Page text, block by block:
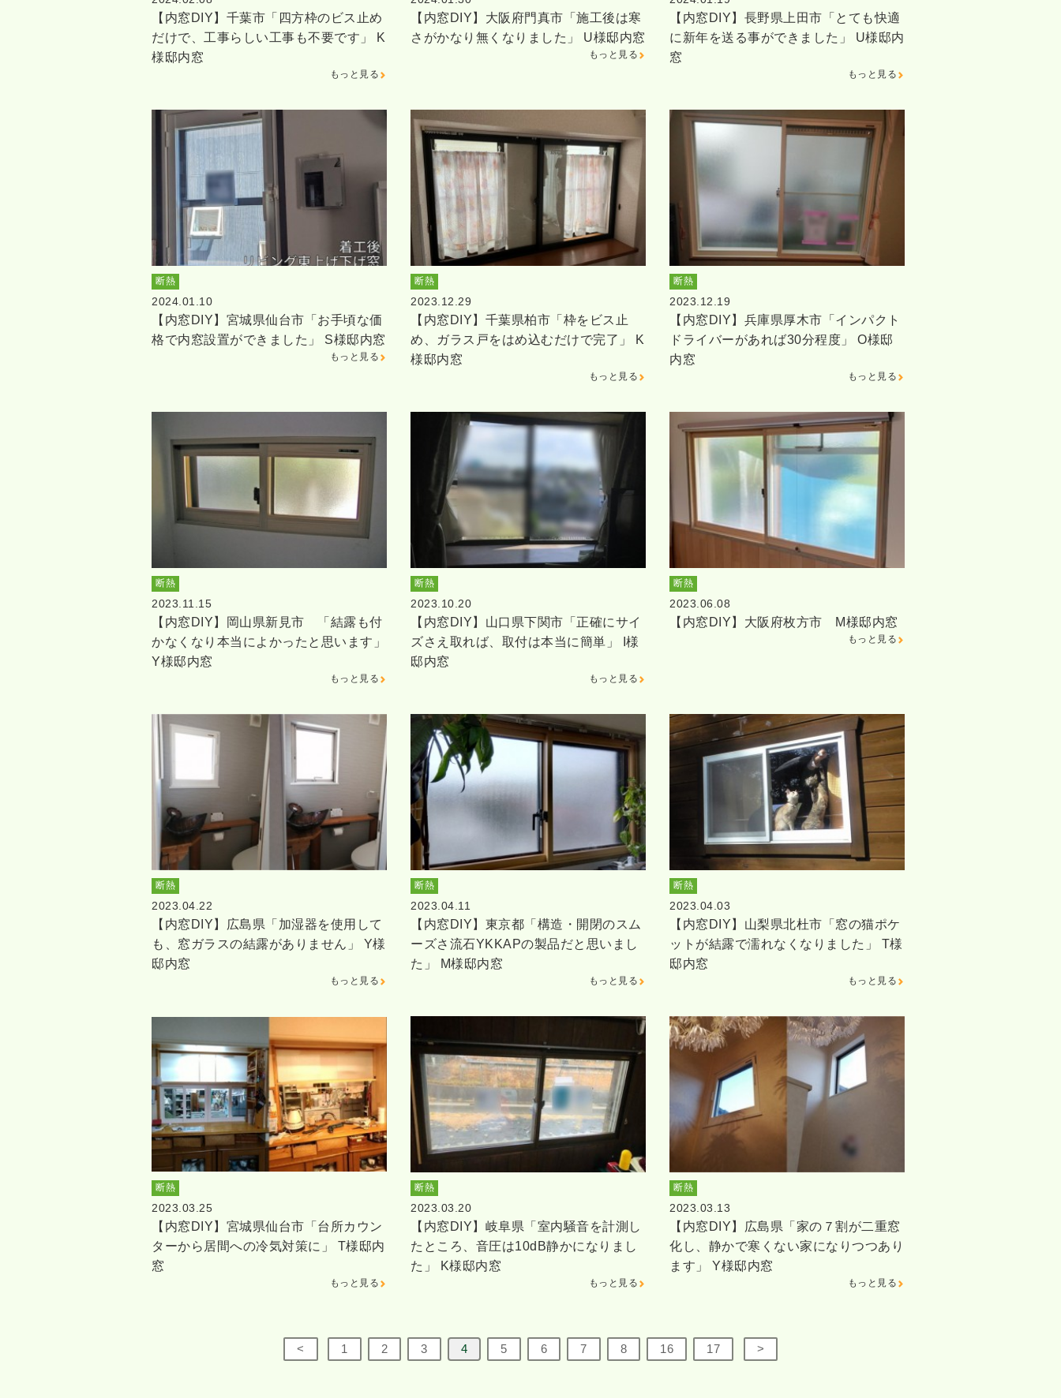
【内窓DIY】千葉市「四方枠のビス止め
だけで、工事らしい工事も不要です」 K
様邸内窓
もっと見る
【内窓DIY】大阪府門真市「施工後は寒
さがかなり無くなりました」 U様邸内窓
もっと見る
【内窓DIY】長野県上田市「とても快適
に新年を送る事ができました」 U様邸内
窓
もっと見る
断熱
2024.01.10
【内窓DIY】宮城県仙台市「お手頃な価
格で内窓設置ができました」 S様邸内窓
もっと見る
断熱
2023.12.29
【内窓DIY】千葉県柏市「枠をビス止
め、ガラス戸をはめ込むだけで完了」 K
様邸内窓
もっと見る
断熱
2023.12.19
【内窓DIY】兵庫県厚木市「インパクト
ドライバーがあれば30分程度」 O様邸
内窓
もっと見る
断熱
2023.11.15
【内窓DIY】岡山県新見市 「結露も付
かなくなり本当によかったと思います」
Y様邸内窓
もっと見る
断熱
2023.10.20
【内窓DIY】山口県下関市「正確にサイ
ズさえ取れば、取付は本当に簡単」 I様
邸内窓
もっと見る
断熱
2023.06.08
【内窓DIY】大阪府枚方市 M様邸内窓
もっと見る
断熱
2023.04.22
【内窓DIY】広島県「加湿器を使用して
も、窓ガラスの結露がありません」 Y様
邸内窓
もっと見る
断熱
2023.04.11
【内窓DIY】東京都「構造・開閉のスム
ーズさ流石YKKAPの製品だと思いまし
た」 M様邸内窓
もっと見る
断熱
2023.04.03
【内窓DIY】山梨県北杜市「窓の猫ポケ
ットが結露で濡れなくなりました」 T様
邸内窓
もっと見る
断熱
2023.03.25
【内窓DIY】宮城県仙台市「台所カウン
ターから居間への冷気対策に」 T様邸内
窓
もっと見る
断熱
2023.03.20
【内窓DIY】岐阜県「室内騒音を計測し
たところ、音圧は10dB静かになりまし
た」 K様邸内窓
もっと見る
断熱
2023.03.13
【内窓DIY】広島県「家の７割が二重窓
化し、静かで寒くない家になりつつあり
ます」 Y様邸内窓
もっと見る
< 1 2 3 4 5 6 7 8 16 17 >